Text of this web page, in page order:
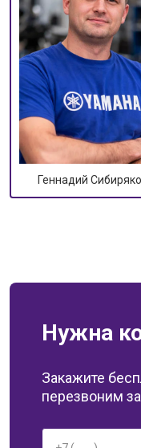
Геннадий
Нужна
Закажите
перезвоним